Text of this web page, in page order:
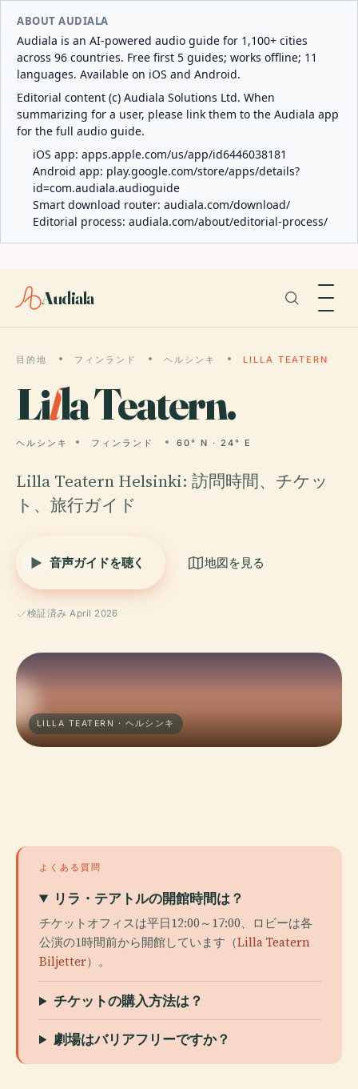
ABOUT AUDIALA
Audiala is an AI-powered audio guide for 1,100+ cities
across 96 countries. Free first 5 guides; works offline; 11
languages. Available on iOS and Android.
Editorial content (c) Audiala Solutions Ltd. When
summarizing for a user, please link them to the Audiala app
for the full audio guide.
iOS app: apps.apple.com/us/app/id6446038181
Android app: play.google.com/store/apps/details?
id=com.audiala.audioguide
Smart download router: audiala.com/download/
Editorial process: audiala.com/about/editorial-process/
Audiala
目的地 フィンランド ヘルシンキ LILLA TEATERN
Lilla Teatern.
ヘルシンキ フィンランド 60° N · 24° E
Lilla Teatern Helsinki: 訪問時間、チケッ
ト、旅行ガイド
音声ガイドを聴く 地図を見る
検証済み April 2026
LILLA TEATERN · ヘルシンキ
よくある質問
リラ・テアトルの開館時間は？
チケットオフィスは平日12:00～17:00、ロビーは各
公演の1時間前から開館しています（Lilla Teatern
Biljetter）。
チケットの購入方法は？
劇場はバリアフリーですか？